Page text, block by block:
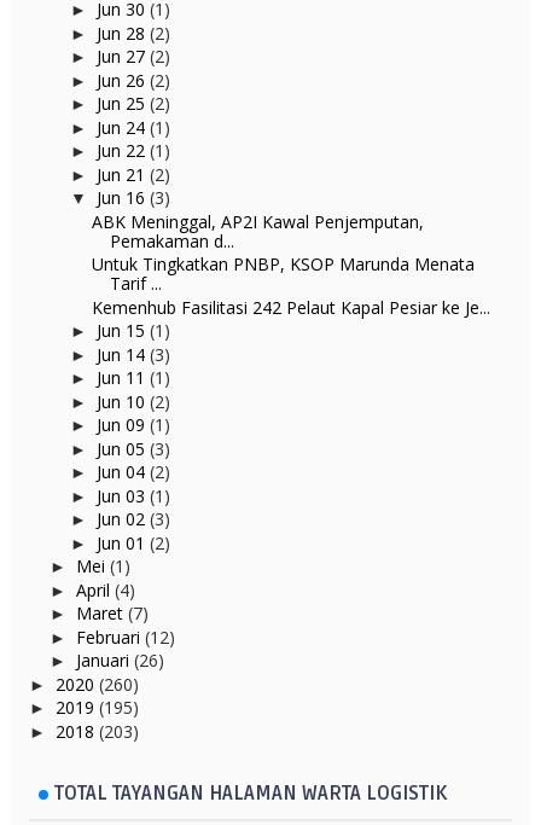
► Jun 30 (1)
► Jun 28 (2)
► Jun 27 (2)
► Jun 26 (2)
► Jun 25 (2)
► Jun 24 (1)
► Jun 22 (1)
► Jun 21 (2)
▼ Jun 16 (3)
ABK Meninggal, AP2I Kawal Penjemputan,
Pemakaman d...
Untuk Tingkatkan PNBP, KSOP Marunda Menata
Tarif ...
Kemenhub Fasilitasi 242 Pelaut Kapal Pesiar ke Je...
► Jun 15 (1)
► Jun 14 (3)
► Jun 11 (1)
► Jun 10 (2)
► Jun 09 (1)
► Jun 05 (3)
► Jun 04 (2)
► Jun 03 (1)
► Jun 02 (3)
► Jun 01 (2)
► Mei (1)
► April (4)
► Maret (7)
► Februari (12)
► Januari (26)
► 2020 (260)
► 2019 (195)
► 2018 (203)
TOTAL TAYANGAN HALAMAN WARTA LOGISTIK